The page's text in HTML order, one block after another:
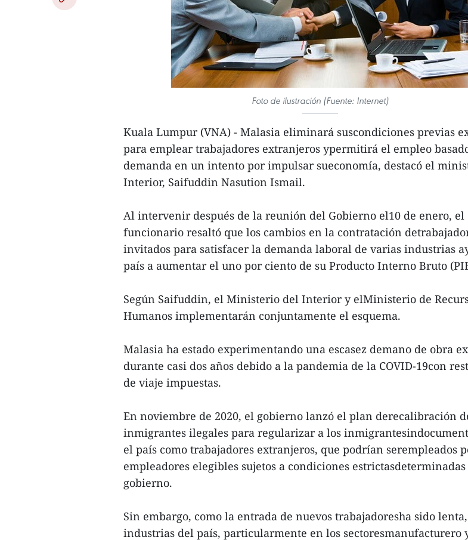
Foto de ilustración (Fuente: Internet)
Kuala Lumpur (VNA) - Malasia eliminará suscondiciones previas
para emplear trabajadores extranjeros ypermitirá el empleo
demanda en un intento por impulsar sueconomía, destacó el
Interior, Saifuddin Nasution Ismail.
Al intervenir después de la reunión del Gobierno el10 de enero, el
funcionario resaltó que los cambios en la contratación
invitados para satisfacer la demanda laboral de varias industrias
país a aumentar el uno por ciento de su Producto Interno Bruto
Según Saifuddin, el Ministerio del Interior y elMinisterio de
Humanos implementarán conjuntamente el esquema.
Malasia ha estado experimentando una escasez demano de obra
durante casi dos años debido a la pandemia de la COVID-19con
de viaje impuestas.
En noviembre de 2020, el gobierno lanzó el plan derecalibración
inmigrantes ilegales para regularizar a los
el país como trabajadores extranjeros, que podrían serempleados
empleadores elegibles sujetos a condiciones
gobierno.
Sin embargo, como la entrada de nuevos trabajadoresha sido
industrias del país, particularmente en los sectoresmanufacturero